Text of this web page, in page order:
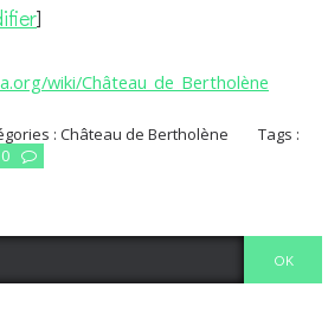
]
wiki/Château_de_Bertholène
:Château de Bertholène
Tags :
0